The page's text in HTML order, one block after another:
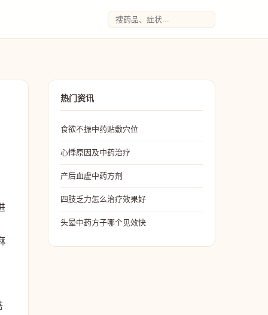
热门资讯
食欲不振中药贴敷穴位
心悸原因及中药治疗
产后血虚中药方剂
四肢乏力怎么治疗效果好
头晕中药方子哪个见效快